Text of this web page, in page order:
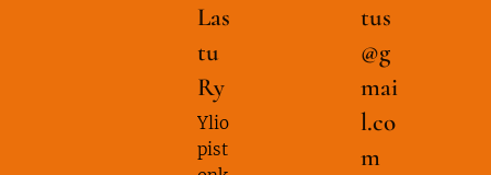
Las
tu
Ry
Ylio
pist
tus
@g
mai
l.co
m